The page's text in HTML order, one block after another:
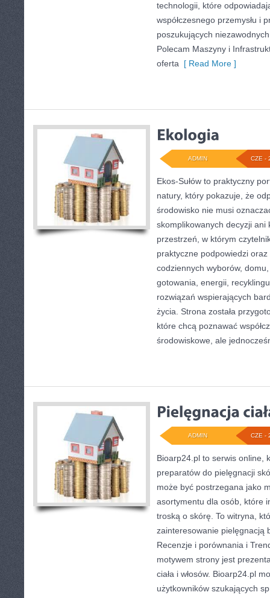
technologii, które
współczesnego przemysłu i
poszukujących
Polecam Maszyny i
oferta [ Read More ]
CZE -
ADMIN
Ekos-Sułów to praktyczny
natury, który pokazuje, że
środowisko nie musi
skomplikowanych decyzji ani
przestrzeń, w którym
praktyczne podpowiedzi
codziennych wyborów,
gotowania, energii,
rozwiązań wspierających
życia. Strona została
które chcą poznawać
środowiskowe, ale
CZE -
ADMIN
Bioarp24.pl to serwis online,
preparatów do pielęgnacji
może być postrzegana jako
asortymentu dla osób, które
troską o skórę. To witryna,
zainteresowanie pielęgnacją
Recenzje i porównania i
motywem strony jest
ciała i włosów. Bioarp24.pl
użytkowników szukających